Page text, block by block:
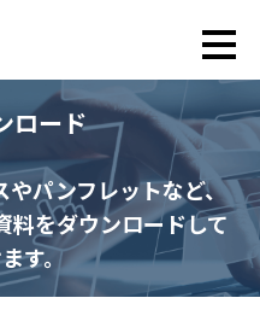
ロード
パンフレットなど、
料をダウンロードして
す。